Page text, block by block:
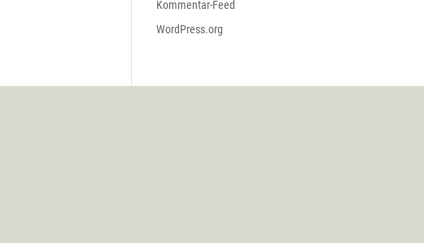
Kommentar-Feed
WordPress.org